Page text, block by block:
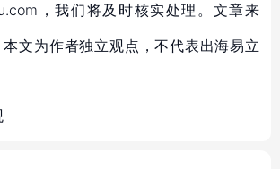
，我们将及时核实处理。文章来
文为作者独立观点，不代表出海易立